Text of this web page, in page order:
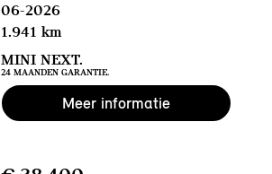
06-2026
1.941 km
MINI NEXT.
24 MAANDEN GARANTIE.
Meer informatie